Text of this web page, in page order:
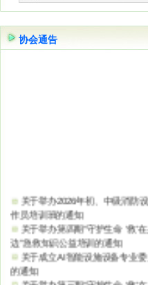
协会通告
关于举办2026年初、中级消防
作员培训班的通知
关于举办第四期“守护生命 ‘救’在
边”急救知识公益培训的通知
关于成立AI智能设施设备专业委
的通知
关于举办第三期“守护生命 ‘救’在